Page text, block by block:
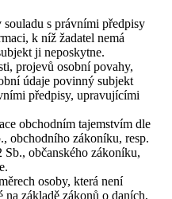
s právními předpisy
k níž žadatel nemá
ji neposkytne.
projevů osobní povahy,
údaje povinný subjekt
předpisy, upravujícími
obchodním tajemstvím dle
obchodního zákoníku, resp.
občanského zákoníku,
osoby, která není
základě zákonů o daních,